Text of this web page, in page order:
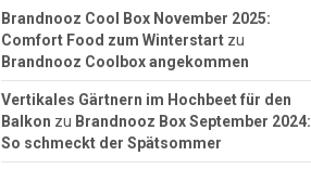
Brandnooz Cool Box November 2025:
Comfort Food zum Winterstart zu
Brandnooz Coolbox angekommen
Vertikales Gärtnern im Hochbeet für den
Balkon zu Brandnooz Box September 2024:
So schmeckt der Spätsommer